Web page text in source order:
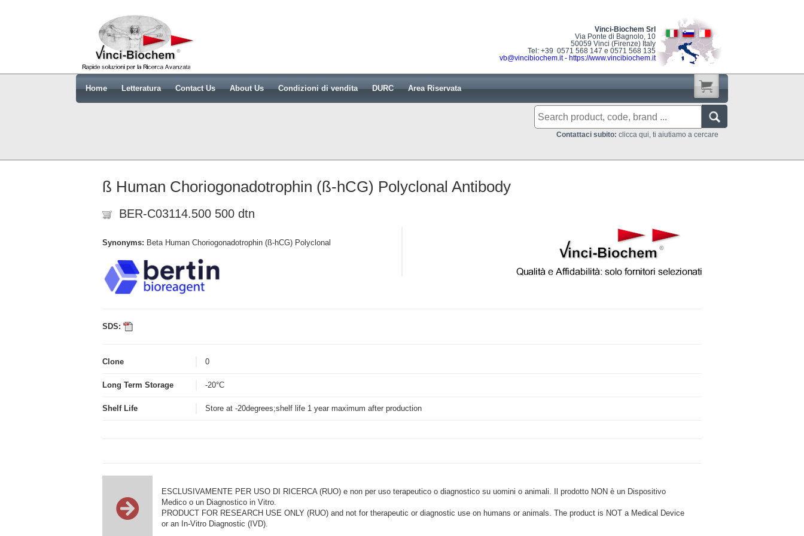
Vinci-Biochem Srl
Via Ponte di Bagnolo, 10
50059 Vinci (Firenze) Italy
Tel: +39 0571 568 147 e 0571 568 135
vb@vincibiochem.it- https://www.vincibiochem.it
Home Letteratura Contact Us About Us Condizioni di vendita DURC Area Riservata
Contattaci subito: clicca qui, ti aiutiamo a cercare
ß Human Choriogonadotrophin (ß-hCG) Polyclonal Antibody
BER-C03114.500 500 dtn
Synonyms: Beta Human Choriogonadotrophin (ß-hCG) Polyclonal
SDS:
Clone 0
Long Term Storage -20°C
Shelf Life Store at -20degrees;shelf life 1 year maximum after production
ESCLUSIVAMENTE PER USO DI RICERCA (RUO) e non per uso terapeutico o diagnostico su uomini o animali. Il prodotto NON è un Dispositivo
Medico o un Diagnostico in Vitro.
PRODUCT FOR RESEARCH USE ONLY (RUO) and not for therapeutic or diagnostic use on humans or animals. The product is NOT a Medical Device
or an In-Vitro Diagnostic (IVD).